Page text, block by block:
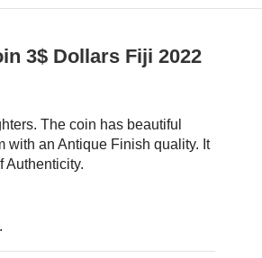
3$ Dollars Fiji 2022
The coin has beautiful
with an Antique Finish quality. It
Authenticity.